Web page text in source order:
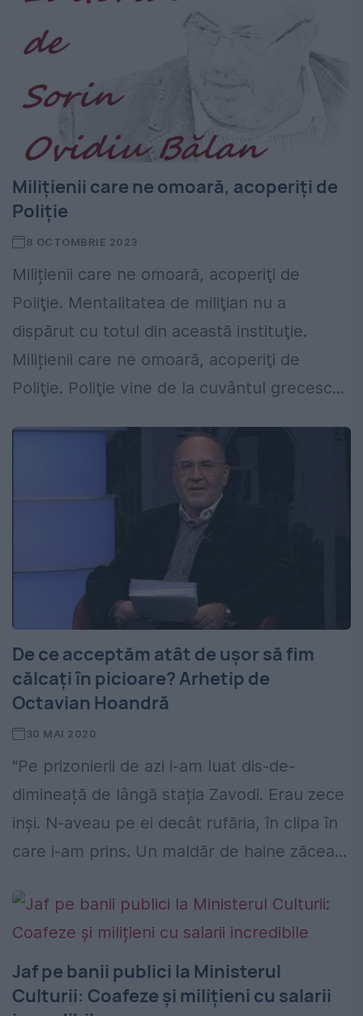
Miliţienii care ne omoară, acoperiţi de
Poliţie
8 OCTOMBRIE 2023
Milițienii care ne omoară, acoperiţi de
Poliţie. Mentalitatea de miliţian nu a
dispărut cu totul din această instituţie.
Milițienii care ne omoară, acoperiţi de
Poliţie. Poliţie vine de la cuvântul grecesc...
De ce acceptăm atât de ușor să fim
călcați în picioare? Arhetip de
Octavian Hoandră
30 MAI 2020
"Pe prizonierii de azi i-am luat dis-de-
dimineață de lângă stația Zavodi. Erau zece
inși. N-aveau pe ei decât rufăria, în clipa în
care i-am prins. Un maldăr de haine zăcea...
Jaf pe banii publici la Ministerul
Culturii: Coafeze și milițieni cu salarii